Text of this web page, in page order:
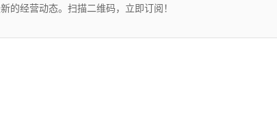
的经营动态。扫描二维码，立即订阅！